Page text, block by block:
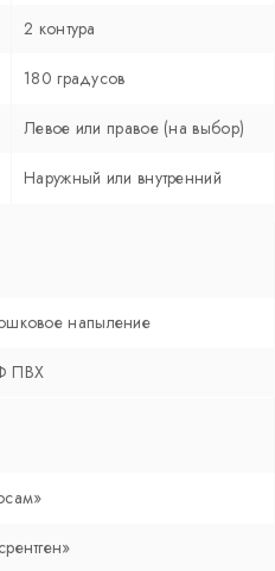
2 контура
180 градусов
Левое или правое (на выбор)
Наружный или внутренний
напыление
ПВХ